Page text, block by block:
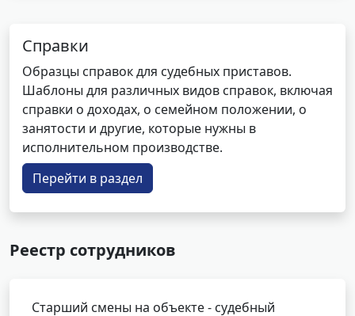
Справки
Образцы справок для судебных приставов.
Шаблоны для различных видов справок, включая
справки о доходах, о семейном положении, о
занятости и другие, которые нужны в
исполнительном производстве.
Перейти в раздел
Реестр сотрудников
Старший смены на объекте - судебный